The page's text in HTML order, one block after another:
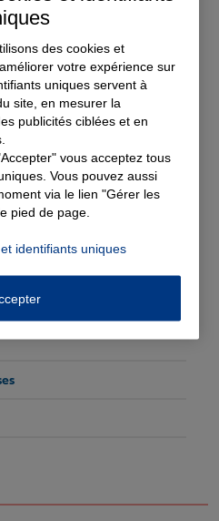
d'impôts
bailleurs
vie
des cookies et
votre expérience sur
uniques servent à
site, en mesurer la
publicités ciblées et en
vous acceptez tous
Vous pouvez aussi
via le lien "Gérer les
pied de page.
identifiants uniques